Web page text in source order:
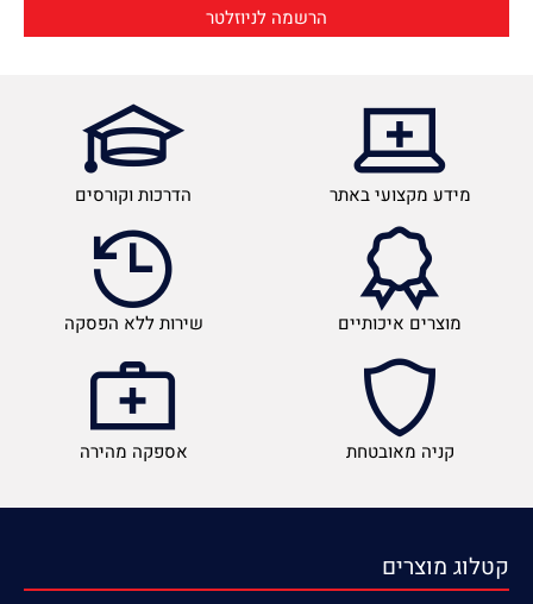
מידע מקצועי באתר הדרכות וקורסים
מוצרים איכותיים שירות ללא הפסקה
קניה מאובטחת אספקה מהירה
קטלוג מוצרים